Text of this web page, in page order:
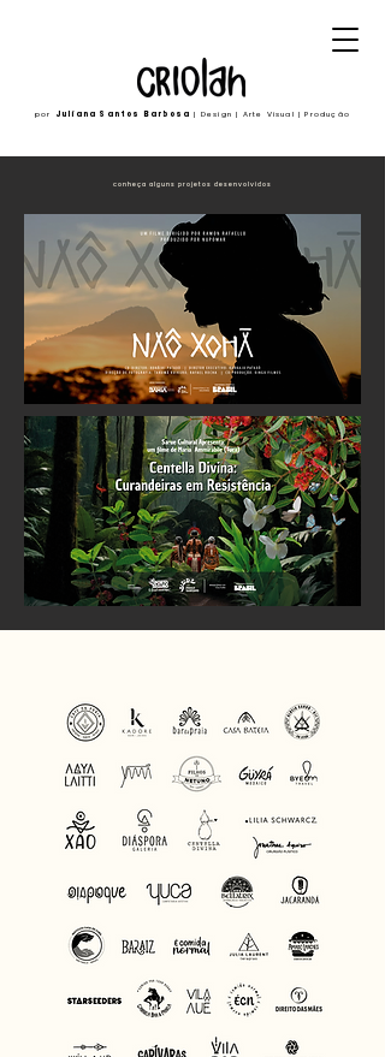
por Juliana Santos Barbosa | Design | Arte Visual | Produção
conheça alguns projetos desenvolvidos